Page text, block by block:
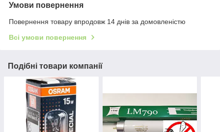
Умови повернення
Повернення товару впродовж 14 днів за домовленістю
Всі умови повернення
Подібні товари компанії